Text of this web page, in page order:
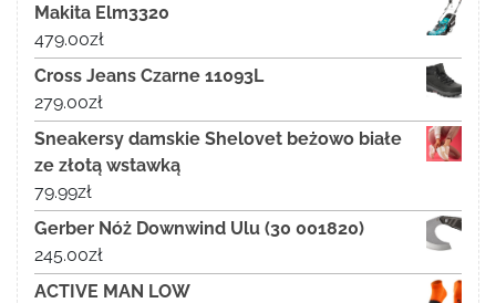
Makita Elm3320
479.00zł
Cross Jeans Czarne 11093L
279.00zł
Sneakersy damskie Shelovet beżowo białe
ze złotą wstawką
79.99zł
Gerber Nóż Downwind Ulu (30 001820)
245.00zł
ACTIVE MAN LOW